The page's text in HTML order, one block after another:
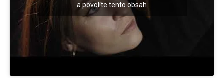
a povolíte tento obsah